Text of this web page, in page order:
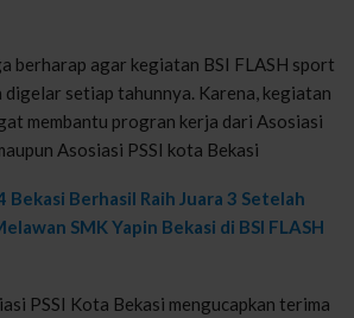
berharap agar kegiatan BSI FLASH sport
setiap tahunnya. Karena, kegiatan
membantu progran kerja dari Asosiasi
Asosiasi PSSI kota Bekasi
Bekasi Berhasil Raih Juara 3 Setelah
SMK Yapin Bekasi di BSI FLASH
PSSI Kota Bekasi mengucapkan terima